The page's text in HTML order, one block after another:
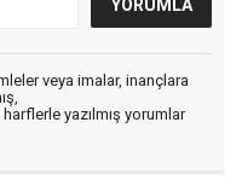
veya imalar, inançlara
yazılmış yorumlar